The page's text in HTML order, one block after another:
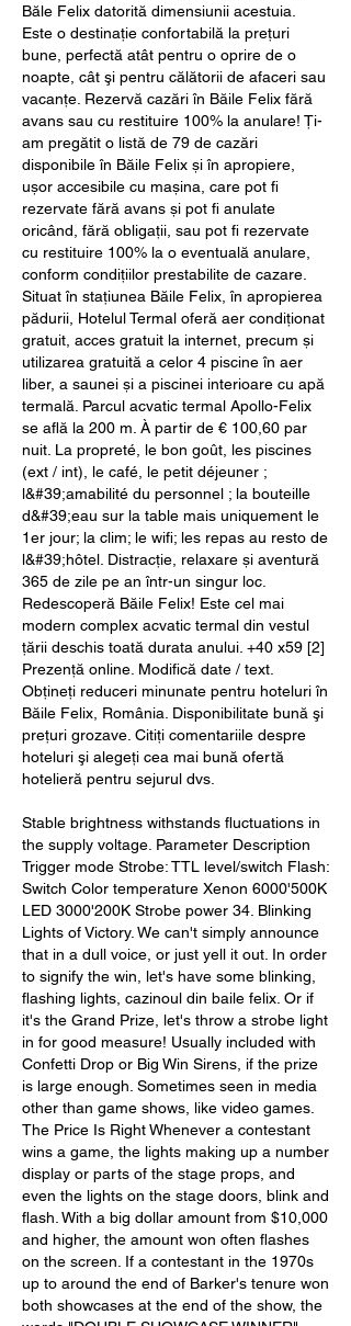
Băle Felix datorită dimensiunii acestuia.
Este o destinaţie confortabilă la prețuri
bune, perfectă atât pentru o oprire de o
noapte, cât şi pentru călătorii de afaceri sau
vacanţe. Rezervă cazări în Băile Felix fără
avans sau cu restituire 100% la anulare! Ți-
am pregătit o listă de 79 de cazări
disponibile în Băile Felix și în apropiere,
ușor accesibile cu mașina, care pot fi
rezervate fără avans și pot fi anulate
oricând, fără obligații, sau pot fi rezervate
cu restituire 100% la o eventuală anulare,
conform condițiilor prestabilite de cazare.
Situat în staţiunea Băile Felix, în apropierea
pădurii, Hotelul Termal oferă aer condiționat
gratuit, acces gratuit la internet, precum și
utilizarea gratuită a celor 4 piscine în aer
liber, a saunei și a piscinei interioare cu apă
termală. Parcul acvatic termal Apollo-Felix
se află la 200 m. À partir de € 100,60 par
nuit. La propreté, le bon goût, les piscines
(ext / int), le café, le petit déjeuner ;
l&#39;amabilité du personnel ; la bouteille
d&#39;eau sur la table mais uniquement le
1er jour; la clim; le wifi; les repas au resto de
l&#39;hôtel. Distracție, relaxare și aventură
365 de zile pe an într-un singur loc.
Redescoperă Băile Felix! Este cel mai
modern complex acvatic termal din vestul
țării deschis toată durata anului. +40 x59 [2]
Prezență online. Modifică date / text.
Obţineţi reduceri minunate pentru hoteluri în
Băile Felix, România. Disponibilitate bună şi
preţuri grozave. Citiţi comentariile despre
hoteluri şi alegeţi cea mai bună ofertă
hotelieră pentru sejurul dvs.
Stable brightness withstands fluctuations in
the supply voltage. Parameter Description
Trigger mode Strobe: TTL level/switch Flash:
Switch Color temperature Xenon 6000'500K
LED 3000'200K Strobe power 34. Blinking
Lights of Victory. We can't simply announce
that in a dull voice, or just yell it out. In order
to signify the win, let's have some blinking,
flashing lights, cazinoul din baile felix. Or if
it's the Grand Prize, let's throw a strobe light
in for good measure! Usually included with
Confetti Drop or Big Win Sirens, if the prize
is large enough. Sometimes seen in media
other than game shows, like video games.
The Price Is Right Whenever a contestant
wins a game, the lights making up a number
display or parts of the stage props, and
even the lights on the stage doors, blink and
flash. With a big dollar amount from $10,000
and higher, the amount won often flashes
on the screen. If a contestant in the 1970s
up to around the end of Barker's tenure won
both showcases at the end of the show, the